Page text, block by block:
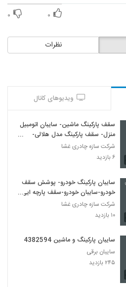
۰ ۰
نظرات
ویدیوهای کانال
سقف پارکینگ ماشین- سایبان اتومبیل
منزل- سقف پارکینگ مدل هلالی-
سایبان خیمه ایی خودرو
شرکت سازه چادری غشا
۶ بازدید
سایبان پارکینگ خودرو- پوشش سقف
خودرو-سایبان خودرو-سقف پارچه ایی
ماشین
شرکت سازه چادری غشا
۱۰ بازدید
سایبان پارکینگ و ماشین 44382594
سایبان برقی
۲۴۵ بازدید